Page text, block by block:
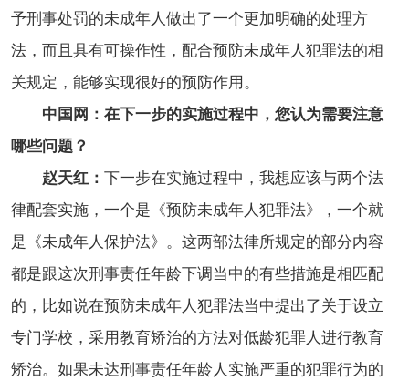
予刑事处罚的未成年人做出了一个更加明确的处理方
法，而且具有可操作性，配合预防未成年人犯罪法的相
关规定，能够实现很好的预防作用。
中国网：在下一步的实施过程中，您认为需要注意
哪些问题？
赵天红： 下一步在实施过程中，我想应该与两个法
律配套实施，一个是《预防未成年人犯罪法》，一个就
是《未成年人保护法》。这两部法律所规定的部分内容
都是跟这次刑事责任年龄下调当中的有些措施是相匹配
的，比如说在预防未成年人犯罪法当中提出了关于设立
专门学校，采用教育矫治的方法对低龄犯罪人进行教育
矫治。如果未达刑事责任年龄人实施严重的犯罪行为的